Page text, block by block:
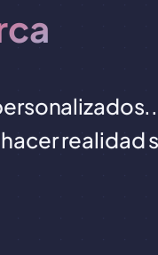
realidad